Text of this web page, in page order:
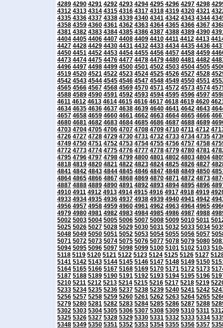
4289 4290 4291 4292 4293 4294 4295 4296 4297 4298
4312 4313 4314 4315 4316 4317 4318 4319 4320 4321
4335 4336 4337 4338 4339 4340 4341 4342 4343 4344
4358 4359 4360 4361 4362 4363 4364 4365 4366 4367
4381 4382 4383 4384 4385 4386 4387 4388 4389 4390
4404 4405 4406 4407 4408 4409 4410 4411 4412 4413
4427 4428 4429 4430 4431 4432 4433 4434 4435 4436
4450 4451 4452 4453 4454 4455 4456 4457 4458 4459
4473 4474 4475 4476 4477 4478 4479 4480 4481 4482
4496 4497 4498 4499 4500 4501 4502 4503 4504 4505
4519 4520 4521 4522 4523 4524 4525 4526 4527 4528
4542 4543 4544 4545 4546 4547 4548 4549 4550 4551
4565 4566 4567 4568 4569 4570 4571 4572 4573 4574
4588 4589 4590 4591 4592 4593 4594 4595 4596 4597
4611 4612 4613 4614 4615 4616 4617 4618 4619 4620
4634 4635 4636 4637 4638 4639 4640 4641 4642 4643
4657 4658 4659 4660 4661 4662 4663 4664 4665 4666
4680 4681 4682 4683 4684 4685 4686 4687 4688 4689
4703 4704 4705 4706 4707 4708 4709 4710 4711 4712
4726 4727 4728 4729 4730 4731 4732 4733 4734 4735
4749 4750 4751 4752 4753 4754 4755 4756 4757 4758
4772 4773 4774 4775 4776 4777 4778 4779 4780 4781
4795 4796 4797 4798 4799 4800 4801 4802 4803 4804
4818 4819 4820 4821 4822 4823 4824 4825 4826 4827
4841 4842 4843 4844 4845 4846 4847 4848 4849 4850
4864 4865 4866 4867 4868 4869 4870 4871 4872 4873
4887 4888 4889 4890 4891 4892 4893 4894 4895 4896
4910 4911 4912 4913 4914 4915 4916 4917 4918 4919
4933 4934 4935 4936 4937 4938 4939 4940 4941 4942
4956 4957 4958 4959 4960 4961 4962 4963 4964 4965
4979 4980 4981 4982 4983 4984 4985 4986 4987 4988
5002 5003 5004 5005 5006 5007 5008 5009 5010 5011
5025 5026 5027 5028 5029 5030 5031 5032 5033 5034
5048 5049 5050 5051 5052 5053 5054 5055 5056 5057
5071 5072 5073 5074 5075 5076 5077 5078 5079 5080
5094 5095 5096 5097 5098 5099 5100 5101 5102 5103
5118 5119 5120 5121 5122 5123 5124 5125 5126 5127
5141 5142 5143 5144 5145 5146 5147 5148 5149 5150
5164 5165 5166 5167 5168 5169 5170 5171 5172 5173
5187 5188 5189 5190 5191 5192 5193 5194 5195 5196
5210 5211 5212 5213 5214 5215 5216 5217 5218 5219
5233 5234 5235 5236 5237 5238 5239 5240 5241 5242
5256 5257 5258 5259 5260 5261 5262 5263 5264 5265
5279 5280 5281 5282 5283 5284 5285 5286 5287 5288
5302 5303 5304 5305 5306 5307 5308 5309 5310 5311
5325 5326 5327 5328 5329 5330 5331 5332 5333 5334
5348 5349 5350 5351 5352 5353 5354 5355 5356 5357